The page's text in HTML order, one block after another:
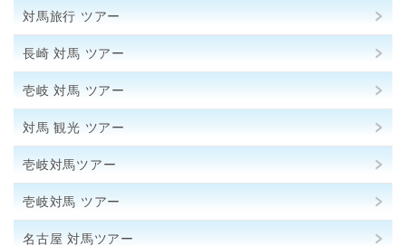
対馬旅行 ツアー
長崎 対馬 ツアー
壱岐 対馬 ツアー
対馬 観光 ツアー
壱岐対馬ツアー
壱岐対馬 ツアー
名古屋 対馬ツアー